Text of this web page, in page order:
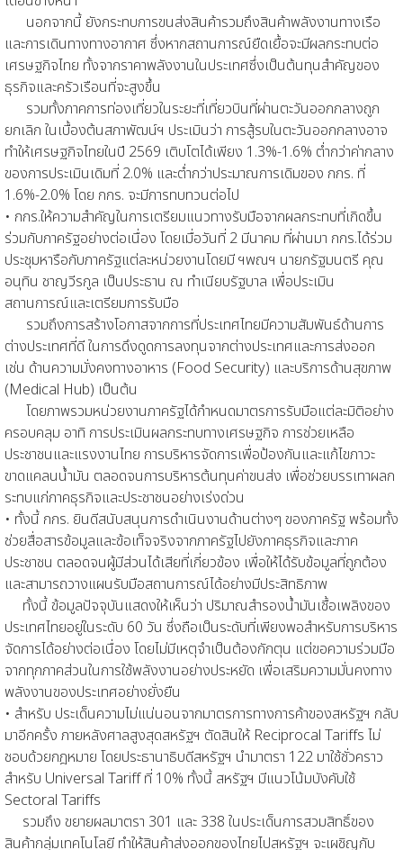
นอกจากนี้ ยังกระทบการขนส่งสินค้ารวมถึงสินค้าพลังงานทางเรือ
และการเดินทางทางอากาศ ซึ่งหากสถานการณ์ยืดเยื้อจะมีผลกระทบต่อ
เศรษฐกิจไทย ทั้งจากราคาพลังงานในประเทศซึ่งเป็นต้นทุนสำคัญของ
ธุรกิจและครัวเรือนที่จะสูงขึ้น
รวมทั้งภาคการท่องเที่ยวในระยะที่เที่ยวบินที่ผ่านตะวันออกกลางถูก
ยกเลิก ในเบื้องต้นสภาพัฒน์ฯ ประเมินว่า การสู้รบในตะวันออกกลางอาจ
ทำให้เศรษฐกิจไทยในปี 2569 เติบโตได้เพียง 1.3%-1.6% ต่ำกว่าค่ากลาง
ของการประเมินเดิมที่ 2.0% และต่ำกว่าประมาณการเดิมของ กกร. ที่
1.6%-2.0% โดย กกร. จะมีการทบทวนต่อไป
• กกร.ให้ความสำคัญในการเตรียมแนวทางรับมือจากผลกระทบที่เกิดขึ้น
ร่วมกับภาครัฐอย่างต่อเนื่อง โดยเมื่อวันที่ 2 มีนาคม ที่ผ่านมา กกร.ได้ร่วม
ประชุมหารือกับภาครัฐแต่ละหน่วยงานโดยมี ฯพณฯ นายกรัฐมนตรี คุณ
อนุทิน ชาญวีรกูล เป็นประธาน ณ ทำเนียบรัฐบาล เพื่อประเมิน
สถานการณ์และเตรียมการรับมือ
รวมถึงการสร้างโอกาสจากการที่ประเทศไทยมีความสัมพันธ์ด้านการ
ต่างประเทศที่ดี ในการดึงดูดการลงทุนจากต่างประเทศและการส่งออก
เช่น ด้านความมั่งคงทางอาหาร (Food Security) และบริการด้านสุขภาพ
(Medical Hub) เป็นต้น
โดยภาพรวมหน่วยงานภาครัฐได้กำหนดมาตรการรับมือแต่ละมิติอย่าง
ครอบคลุม อาทิ การประเมินผลกระทบทางเศรษฐกิจ การช่วยเหลือ
ประชาชนและแรงงานไทย การบริหารจัดการเพื่อป้องกันและแก้ไขภาวะ
ขาดแคลนน้ำมัน ตลอดจนการบริหารต้นทุนค่าขนส่ง เพื่อช่วยบรรเทาผลก
ระทบแก่ภาคธุรกิจและประชาชนอย่างเร่งด่วน
• ทั้งนี้ กกร. ยินดีสนับสนุนการดำเนินงานด้านต่างๆ ของภาครัฐ พร้อมทั้ง
ช่วยสื่อสารข้อมูลและข้อเท็จจริงจากภาครัฐไปยังภาคธุรกิจและภาค
ประชาชน ตลอดจนผู้มีส่วนได้เสียที่เกี่ยวข้อง เพื่อให้ได้รับข้อมูลที่ถูกต้อง
และสามารถวางแผนรับมือสถานการณ์ได้อย่างมีประสิทธิภาพ
ทั้งนี้ ข้อมูลปัจจุบันแสดงให้เห็นว่า ปริมาณสำรองน้ำมันเชื้อเพลิงของ
ประเทศไทยอยู่ในระดับ 60 วัน ซึ่งถือเป็นระดับที่เพียงพอสำหรับการบริหาร
จัดการได้อย่างต่อเนื่อง โดยไม่มีเหตุจำเป็นต้องกักตุน แต่ขอความร่วมมือ
จากทุกภาคส่วนในการใช้พลังงานอย่างประหยัด เพื่อเสริมความมั่นคงทาง
พลังงานของประเทศอย่างยั่งยืน
• สำหรับ ประเด็นความไม่แน่นอนจากมาตรการทางการค้าของสหรัฐฯ กลับ
มาอีกครั้ง ภายหลังศาลสูงสุดสหรัฐฯ ตัดสินให้ Reciprocal Tariffs ไม่
ชอบด้วยกฎหมาย โดยประธานาธิบดีสหรัฐฯ นำมาตรา 122 มาใช้ชั่วคราว
สำหรับ Universal Tariff ที่ 10% ทั้งนี้ สหรัฐฯ มีแนวโน้มบังคับใช้
Sectoral Tariffs
รวมถึง ขยายผลมาตรา 301 และ 338 ในประเด็นการสวมสิทธิ์ของ
สินค้ากลุ่มเทคโนโลยี ทำให้สินค้าส่งออกของไทยไปสหรัฐฯ จะเผชิญกับ